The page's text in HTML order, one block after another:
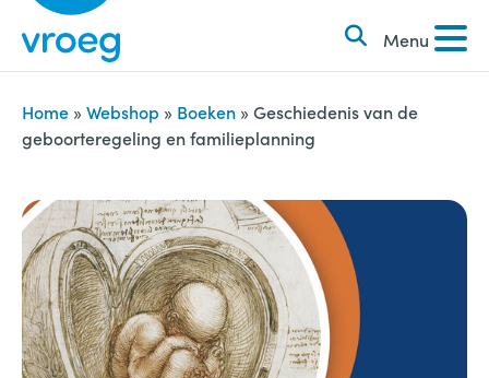
i
Menu
k
e
n
n
a
r
:
Home » Webshop » Boeken » Geschiedenis van de
geboorteregeling en familieplanning